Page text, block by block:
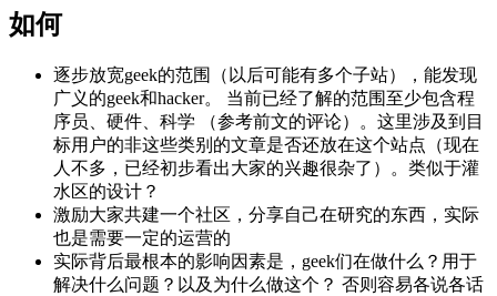
如何
逐步放宽geek的范围（以后可能有多个子站），能发现
广义的geek和hacker。 当前已经了解的范围至少包含程
序员、硬件、科学 （参考前文的评论）。这里涉及到目
标用户的非这些类别的文章是否还放在这个站点（现在
人不多，已经初步看出大家的兴趣很杂了）。类似于灌
水区的设计？
激励大家共建一个社区，分享自己在研究的东西，实际
也是需要一定的运营的
实际背后最根本的影响因素是，geek们在做什么？用于
解决什么问题？以及为什么做这个？ 否则容易各说各话